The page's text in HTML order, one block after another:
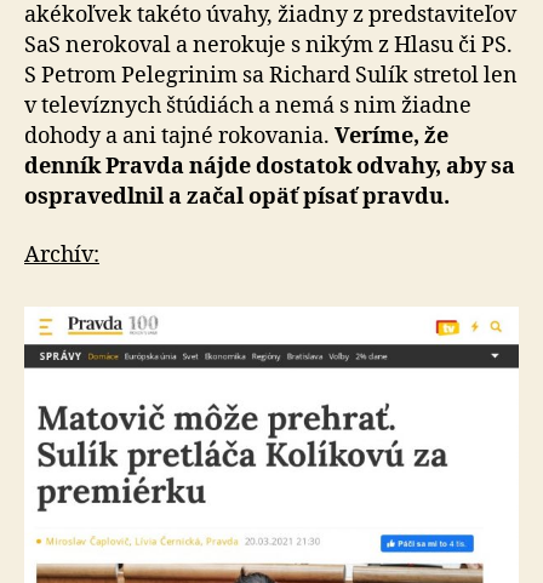
akékoľvek takéto úvahy, žiadny z predstaviteľov
SaS nerokoval a nerokuje s nikým z Hlasu či PS.
S Petrom Pelegrinim sa Richard Sulík stretol len
v televíznych štúdiách a nemá s nim žiadne
dohody a ani tajné rokovania. Veríme, že
denník Pravda nájde dostatok odvahy, aby sa
ospravedlnil a začal opäť písať pravdu.
Archív: